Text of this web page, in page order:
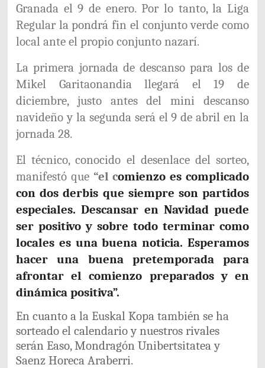
Granada el 9 de enero. Por lo tanto, la Liga
Regular la pondrá fin el conjunto verde como
local ante el propio conjunto nazarí.
La primera jornada de descanso para los de
Mikel Garitaonandia llegará el 19 de
diciembre, justo antes del mini descanso
navideño y la segunda será el 9 de abril en la
jornada 28.
El técnico, conocido el desenlace del sorteo,
manifestó que “el comienzo es complicado
con dos derbis que siempre son partidos
especiales. Descansar en Navidad puede
ser positivo y sobre todo terminar como
locales es una buena noticia. Esperamos
hacer una buena pretemporada para
afrontar el comienzo preparados y en
dinámica positiva”.
En cuanto a la Euskal Kopa también se ha
sorteado el calendario y nuestros rivales
serán Easo, Mondragón Unibertsitatea y
Saenz Horeca Araberri.